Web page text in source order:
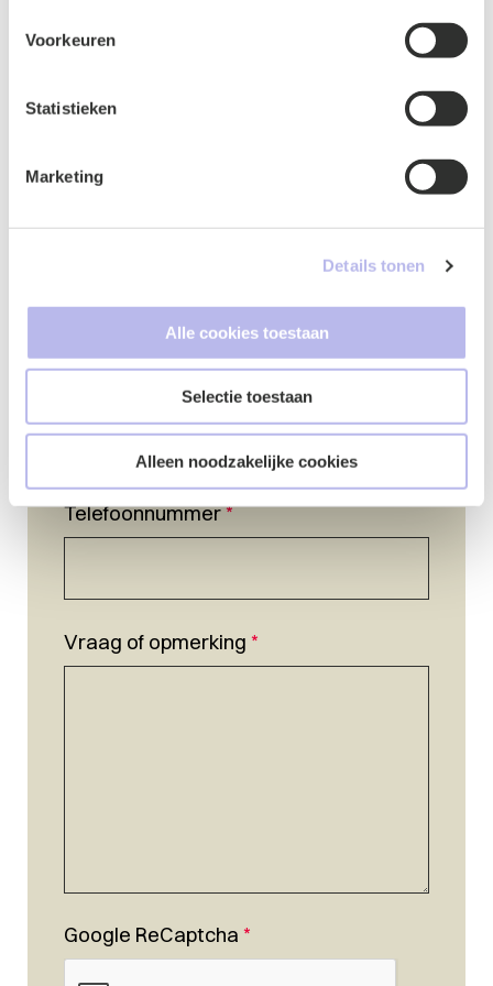
Voorkeuren
Statistieken
Marketing
Details tonen
Alle cookies toestaan
Selectie toestaan
Alleen noodzakelijke cookies
*
Telefoonnummer*
Vraag of opmerking *
Google ReCaptcha *